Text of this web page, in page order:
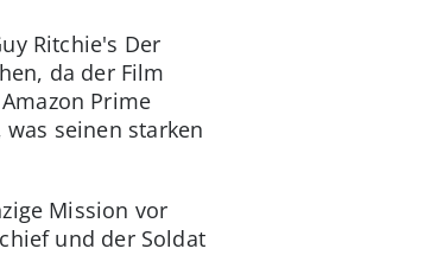
Ritchie's Der
da der Film
Prime
seinen starken
Mission vor
und der Soldat